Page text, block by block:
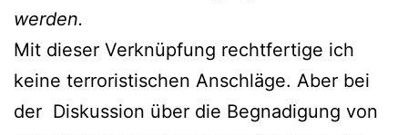
werden.
Mit dieser Verknüpfung rechtfertige ich
keine terroristischen Anschläge. Aber bei
der Diskussion über die Begnadigung von